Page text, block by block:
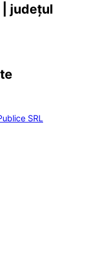
| județul
SRL